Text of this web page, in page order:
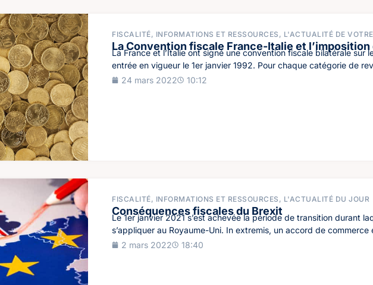
FISCALITÉ, INFORMATIONS ET RESSOURCES , L'ACTUALITÉ DE
La Convention fiscale France-Italie et
La France et l’Italie ont signé une convention fiscale bilatérale sur
entrée en vigueur le 1er janvier 1992. Pour chaque catégorie de
24 mars 2022
10:12
FISCALITÉ, INFORMATIONS ET RESSOURCES , L'ACTUALITÉ DU JOUR
Conséquences fiscales du Brexit
Le 1er janvier 2021 s’est achevée la période de transition durant
s’appliquer au Royaume-Uni. In extremis, un accord de
2 mars 2022
18:40